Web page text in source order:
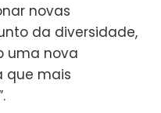
novas
da diversidade,
uma nova
que mais